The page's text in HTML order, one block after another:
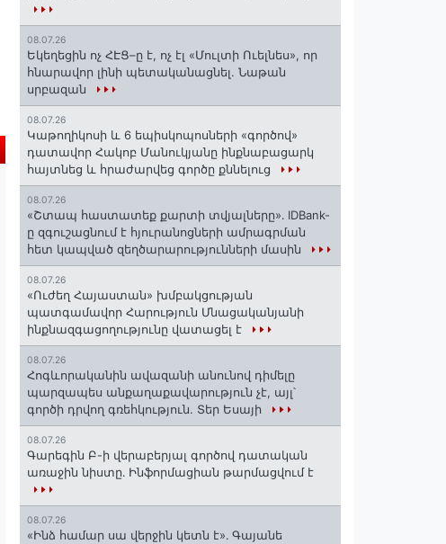
08.07.26
Եկեղեցին ոչ ՀԷՑ–ը է, ոչ էլ «Մուլտի Ուելնես», որ
հնարավոր լինի պետականացնել. Նաթան
սրբազան
08.07.26
️Կաթողիկոսի և 6 եպիսկոպոսների «գործով»
դատավոր Հակոբ Մանուկյանը ինքնաբացարկ
հայտնեց և հրաժարվեց գործը քննելուց
08.07.26
«Շտապ հաստատեք քարտի տվյալները»․ IDBank-
ը զգուշացնում է հյուրանոցների ամրագրման
հետ կապված զեղծարարությունների մասին
08.07.26
«Ուժեղ Հայաստան» խմբակցության
պատգամավոր Հարություն Մնացականյանի
ինքնազգացողությունը վատացել է
08.07.26
Հոգևորականին ավազանի անունով դիմելը
պարզապես անքաղաքավարություն չէ, այլ՝
գործի դրվող գռեհկություն. Տեր Եսայի
08.07.26
Գարեգին Բ-ի վերաբերյալ գործով դատական
առաջին նիստը․ Ինֆորմացիան թարմացվում է
08.07.26
«Ինձ համար սա վերջին կետն է»․ Գայանե